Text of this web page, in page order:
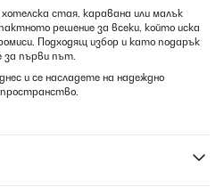
стая, каравана или малък
решение за всеки, който иска
Подходящ избор и като подарък
за първи път.
и се насладете на надеждно